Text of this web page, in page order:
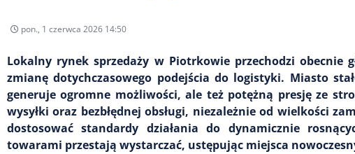
pon., 1 czerwca 2026 14:50
Lokalny rynek sprzedaży w Piotrkowie przechodzi obecnie
zmianę dotychczasowego podejścia do logistyki. Miasto
generuje ogromne możliwości, ale też potężną presję ze
wysyłki oraz bezbłędnej obsługi, niezależnie od wielkości
dostosować standardy działania do dynamicznie
towarami przestają wystarczać, ustępując miejsca